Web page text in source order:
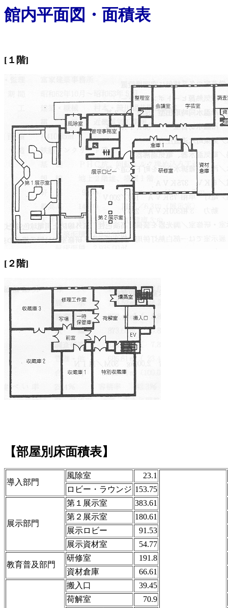
館内平面図・面積表
[１階]
[２階]
【部屋別床面積表】
導入部門
風除室 23.1
ロビー・ラウンジ 153.75
展示部門
第１展示室
383.61
第２展示室
180.61
展示ロビー
91.53
展示資材室
54.77
教育普及部門
研修室
191.8
資材倉庫
66.61
搬入口
39.45
荷解室
70.9